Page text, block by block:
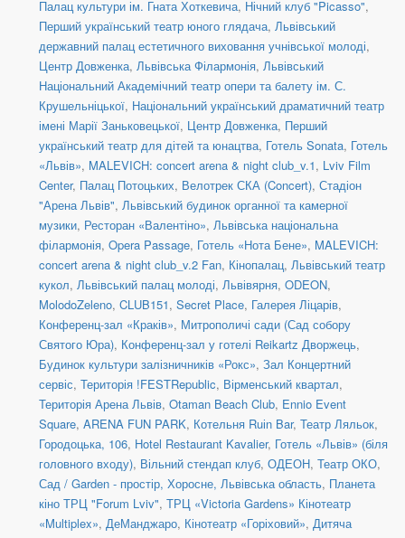
Палац культури ім. Гната Хоткевича, Нічний клуб "Picasso",
Перший український театр юного глядача, Львівський
державний палац естетичного виховання учнівської молоді,
Центр Довженка, Львівська Філармонія, Львівський
Національний Академічний театр опери та балету ім. С.
Крушельніцької, Національний український драматичний театр
імені Марії Заньковецької, Центр Довженка, Перший
український театр для дітей та юнацтва, Готель Sonata, Готель
«Львів», MALEVICH: concert arena & night club_v.1, Lviv Film
Center, Палац Потоцьких, Велотрек СКА (Concert), Стадіон
"Арена Львів", Львівський будинок органної та камерної
музики, Ресторан «Валентіно», Львівська національна
філармонія, Opera Passage, Готель «Нота Бене», MALEVICH:
concert arena & night club_v.2 Fan, Кінопалац, Львівський театр
кукол, Львівський палац молоді, Львівярня, ODEON,
MolodoZeleno, CLUB151, Secret Place, Галерея Ліцарів,
Конференц-зал «Краків», Митрополичі сади (Сад собору
Святого Юра), Конференц-зал у готелі Reikartz Дворжець,
Будинок культури залізничників «Рокс», Зал Концертний
сервіс, Територія !FESTRepublic, Вірменський квартал,
Територія Арена Львів, Otaman Beach Club, Ennio Event
Square, ARENA FUN PARK, Котельня Ruіn Bar, Театр Ляльок,
Городоцька, 106, Hotel Restaurant Kavalier, Готель «Львів» (біля
головного входу), Вільний стендап клуб, ОДЕОН, Театр ОКО,
Сад / Garden - простір, Хоросне, Львівська область, Планета
кіно ТРЦ "Forum Lviv", ТРЦ «Victoria Gardens» Кінотеатр
«Multiplex», ДеМанджаро, Кінотеатр «Горіховий», Дитяча